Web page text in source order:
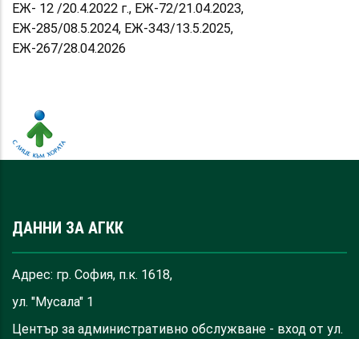
ЕЖ- 12 /20.4.2022 г., ЕЖ-72/21.04.2023,
ЕЖ-285/08.5.2024, ЕЖ-343/13.5.2025,
ЕЖ-267/28.04.2026
ДАННИ ЗА АГКК
Адрес: гр. София, п.к. 1618,
ул. "Мусала" 1
Център за административно обслужване - вход от ул.